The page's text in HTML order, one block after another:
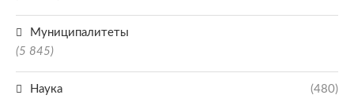
Муниципалитеты
(5 845)
Наука (480)